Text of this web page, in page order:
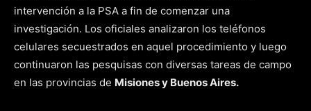
intervención a la PSA a fin de comenzar una
investigación. Los oficiales analizaron los teléfonos
celulares secuestrados en aquel procedimiento y luego
continuaron las pesquisas con diversas tareas de campo
en las provincias de Misiones y Buenos Aires.